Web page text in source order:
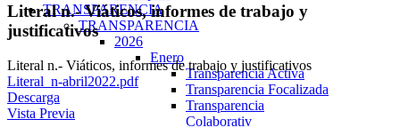
TRANSPARENCIA
TRANSPARENCIA
2026
Enero
Transparencia Activa
Transparencia Focalizada
Transparencia
Colaborativ
Literal n.- Viáticos, informes de trabajo y
justificativos
Literal n.- Viáticos, informes de trabajo y justificativos
Literal_n-abril2022.pdf
Descarga
Vista Previa